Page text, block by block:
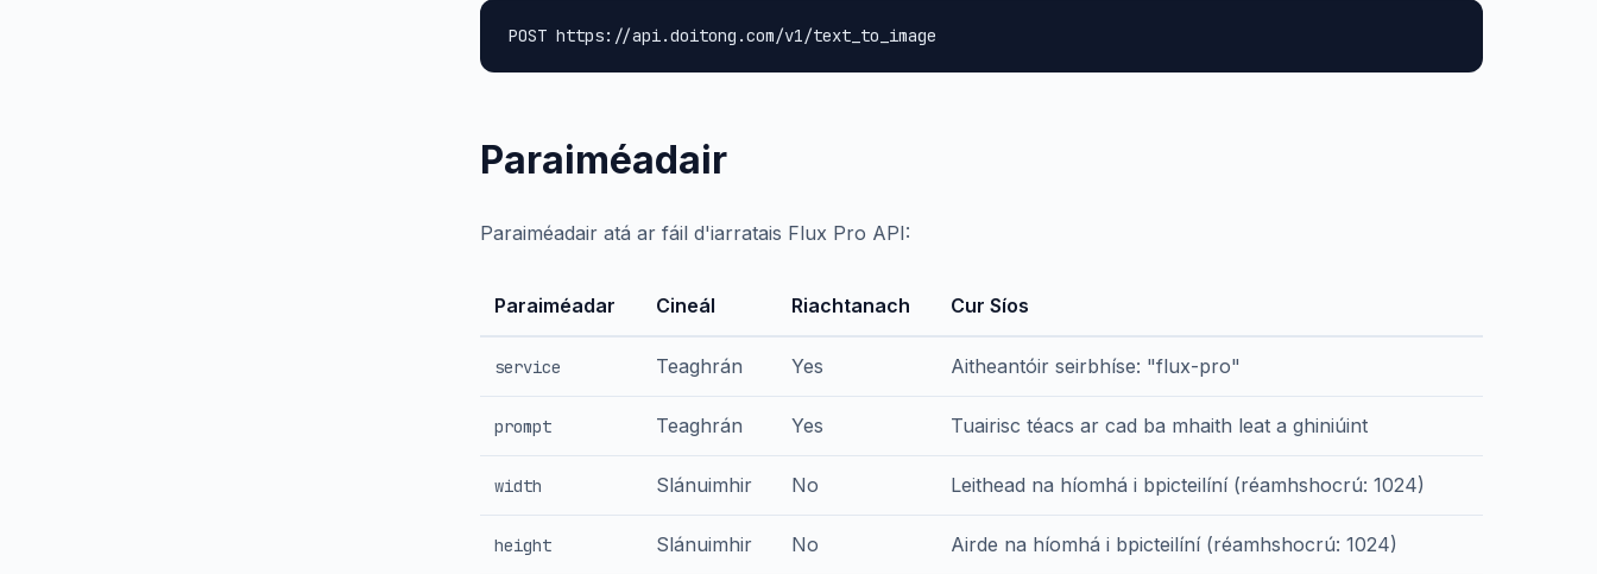
POST https://api.doitong.com/v1/text_to_image
Paraiméadair
Paraiméadair atá ar fáil d'iarratais Flux Pro API:
Paraiméadar Cineál Riachtanach Cur Síos
service Teaghrán Yes Aitheantóir seirbhíse: "flux-pro"
prompt Teaghrán Yes Tuairisc téacs ar cad ba mhaith leat a ghiniúint
width Slánuimhir No Leithead na híomhá i bpicteilíní (réamhshocrú: 1024)
height Slánuimhir No Airde na híomhá i bpicteilíní (réamhshocrú: 1024)